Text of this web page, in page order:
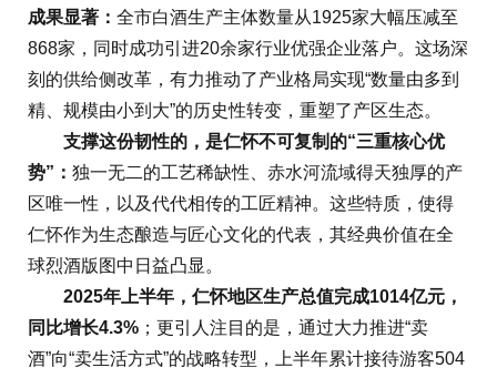
成果显著： 全市白酒生产主体数量从1925家大幅压减至
868家，同时成功引进20余家行业优强企业落户。这场深
刻的供给侧改革，有力推动了产业格局实现“数量由多到
精、规模由小到大”的历史性转变，重塑了产区生态。
支撑这份韧性的，是仁怀不可复制的“三重核心优
势”： 独一无二的工艺稀缺性、赤水河流域得天独厚的产
区唯一性，以及代代相传的工匠精神。这些特质，使得
仁怀作为生态酿造与匠心文化的代表，其经典价值在全
球烈酒版图中日益凸显。
2025年上半年，仁怀地区生产总值完成1014亿元，
同比增长4.3% ；更引人注目的是，通过大力推进“卖
酒”向“卖生活方式”的战略转型，上半年累计接待游客504